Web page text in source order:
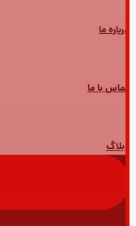
درباره ما
تماس با ما
وبلاگ